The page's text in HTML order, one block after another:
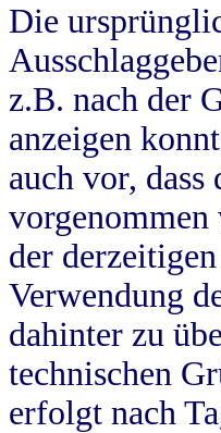
Die
z.B. nach der
anzeigen
auch vor,
der
Verwendung
dahinter zu
technischen
erfolgt nach